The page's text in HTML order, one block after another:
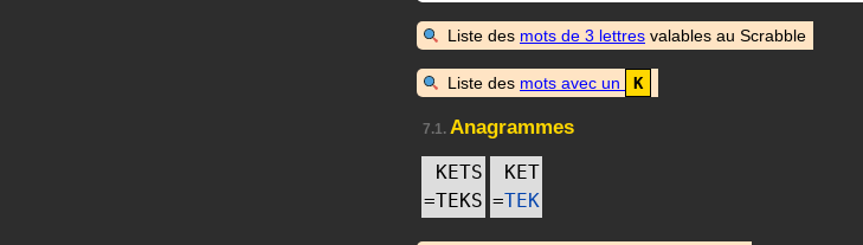
Liste des mots de 3 lettres valables au Scrabble
Liste des mots avec un K
7.1. Anagrammes
KETS
=TEKS
KET
=TEK